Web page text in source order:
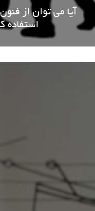
آیا می توان از
استفاده